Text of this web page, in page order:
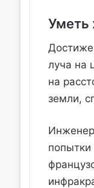
Уметь
луча на
на
земли,
попытки